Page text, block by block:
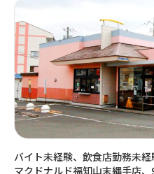
バイト未経験、飲食店勤務未経
マクドナルド福知山末縄手店